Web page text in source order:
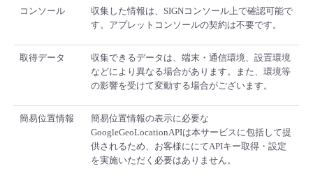
コンソール
収集した情報は、SIGNコンソール上で確認可能で
す。アプレットコンソールの契約は不要です。
取得データ
収集できるデータは、端末・通信環境、設置環境
などにより異なる場合があります。また、環境等
の影響を受けて変動する場合がございます。
簡易位置情報
簡易位置情報の表示に必要な
GoogleGeoLocationAPIは本サービスに包括して提
供されるため、お客様ににてAPIキー取得・設定
を実施いただく必要はありません。